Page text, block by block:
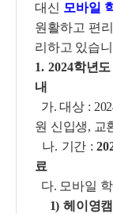
대신 모바일
원활하고 편
리하고 있습
1. 2024학년
내
가. 대상 :
원 신입생, 교
나. 기간 :
료
다. 모바일
1) 헤이영캠